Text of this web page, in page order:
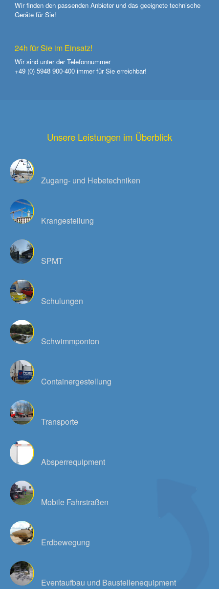
Wir finden den passenden Anbieter und das geeignete technische
Geräte für Sie!
24h für Sie im Einsatz!
Wir sind unter der Telefonnummer
+49 (0) 5948 900-400 immer für Sie erreichbar!
Unsere Leistungen im Überblick
Zugang- und Hebetechniken
Krangestellung
SPMT
Schulungen
Schwimmponton
Containergestellung
Transporte
Absperrequipment
Mobile Fahrstraßen
Erdbewegung
Eventaufbau und Baustellenequipment